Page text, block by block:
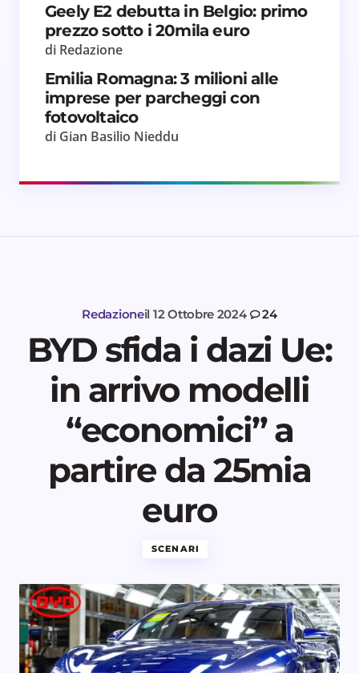
Geely E2 debutta in Belgio: primo
prezzo sotto i 20mila euro
di Redazione
Emilia Romagna: 3 milioni alle
imprese per parcheggi con
fotovoltaico
di Gian Basilio Nieddu
Redazioneil 12 Ottobre 2024 24
BYD sfida i dazi Ue:
in arrivo modelli
“economici” a
partire da 25mia
euro
SCENARI